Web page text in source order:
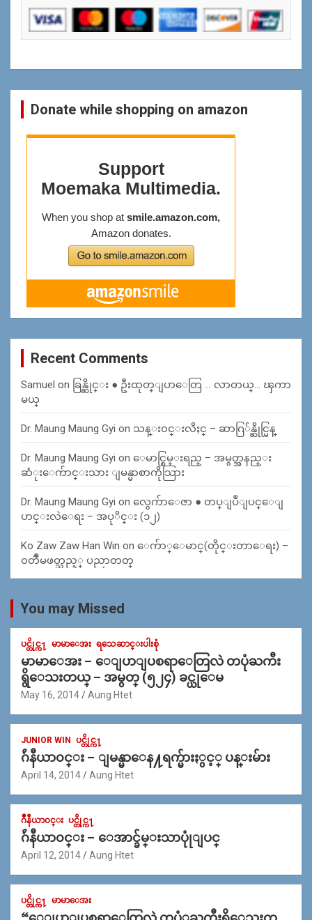
Donate while shopping on amazon
Recent Comments
Samuel on ခြန္ဆိုင္း ● ဦးထုတ္ျပာေတြ … လာတယ္… ၾကာ
မယ္
Dr. Maung Maung Gyi on သန္း၀င္းလိႈင္ – ဆာဂြ်န္ဆိုင္မြန္
Dr. Maung Maung Gyi on ေမာင္စြမ္းရည္ – အမွတ္အနည္း
ဆံုးေက်ာင္းသား ျမန္မာစာကိုသြား
Dr. Maung Maung Gyi on လွေက်ာေဇာ ● တပ္ျပဳျပင္ေျ
ပာင္းလဲေရး – အပုိင္း (၁၂)
Ko Zaw Zaw Han Win on ေက်ာ္ေမာင္(တိုင္းတာေရး) –
၀တၳဳမဖတ္သည့္ ပညာတတ္
You may Missed
ပင္တိုင္က႑ မာမာေအး ရသေဆာင္းပါးစုံ
မာမာေအး – ေျပာျပစရာေတြလဲ တပုံႀကီး
ရွိေသးတယ္ – အမွတ္ (၅၂၄) ခင္ယုေမ
May 16, 2014 Aung Htet
JUNIOR WIN ပင္တိုင္က႑
ဂ်ဴနီယာ၀င္း – ျမန္မာေန႔ရက္မ်ားႏွင့္ ပန္းမ်ား
April 14, 2014 Aung Htet
ဂ်ဳနီယာ၀င္း ပင္တိုင္က႑
ဂ်ဴနီယာ၀င္း – ေအာင္ခ်မ္းသာပုုံျပင္
April 12, 2014 Aung Htet
ပင္တိုင္က႑ မာမာေအး